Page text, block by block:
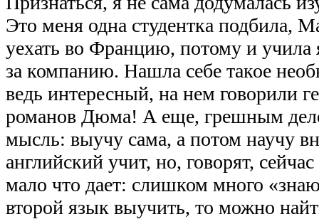
Это меня одна студентка подбила,
уехать во Францию, потому и учила
за компанию. Нашла себе такое
ведь интересный, на нем говорили
романов Дюма! А еще, грешным
мысль: выучу сама, а потом научу
английский учит, но, говорят,
мало что дает: слишком много
второй язык выучить, то можно